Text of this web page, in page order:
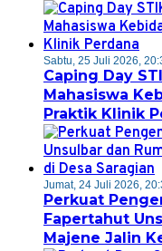
Sabtu, 25 Juli 2026,
Caping Day
Mahasiswa
Praktik Klinik
Jumat, 24 Juli 2026,
Perkuat
Fapertahut
Majene Jalin